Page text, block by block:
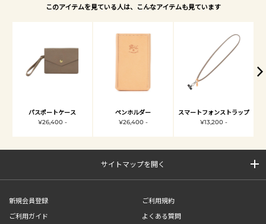
このアイテムを見ている人は、こんなアイテムも見ています
パスポートケース
¥26,400 -
ペンホルダー
¥26,400 -
スマートフォンストラップ
¥13,200 -
サイトマップを開く
新規会員登録
ご利用規約
ご利用ガイド
よくある質問